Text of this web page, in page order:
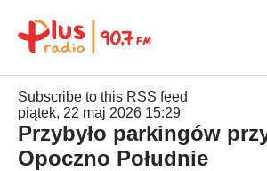
Subscribe to this RSS feed
piątek, 22 maj 2026 15:29
Przybyło parkingów
Opoczno Południe